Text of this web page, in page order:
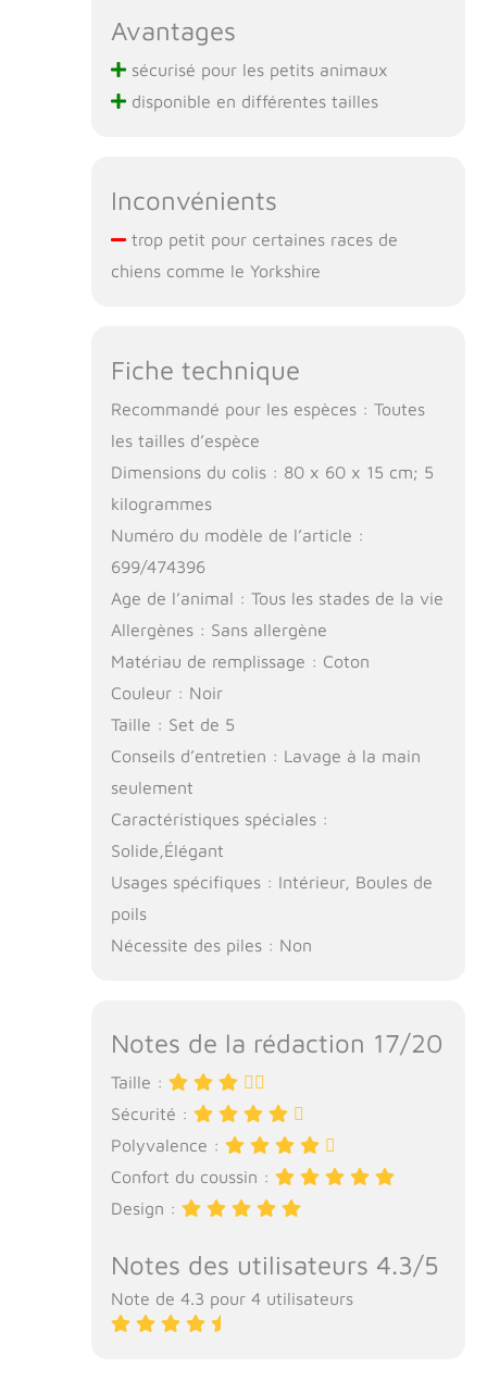
Avantages
sécurisé pour les petits animaux
disponible en différentes tailles
Inconvénients
trop petit pour certaines races de
chiens comme le Yorkshire
Fiche technique
Recommandé pour les espèces : Toutes
les tailles d’espèce
Dimensions du colis : 80 x 60 x 15 cm; 5
kilogrammes
Numéro du modèle de l’article :
699/474396
Age de l’animal : Tous les stades de la vie
Allergènes : Sans allergène
Matériau de remplissage : Coton
Couleur : Noir
Taille : Set de 5
Conseils d’entretien : Lavage à la main
seulement
Caractéristiques spéciales :
Solide,Élégant
Usages spécifiques : Intérieur, Boules de
poils
Nécessite des piles : Non
Notes de la rédaction 17/20
Taille :
Sécurité :
Polyvalence :
Confort du coussin :
Design :
Notes des utilisateurs 4.3/5
Note de 4.3 pour 4 utilisateurs